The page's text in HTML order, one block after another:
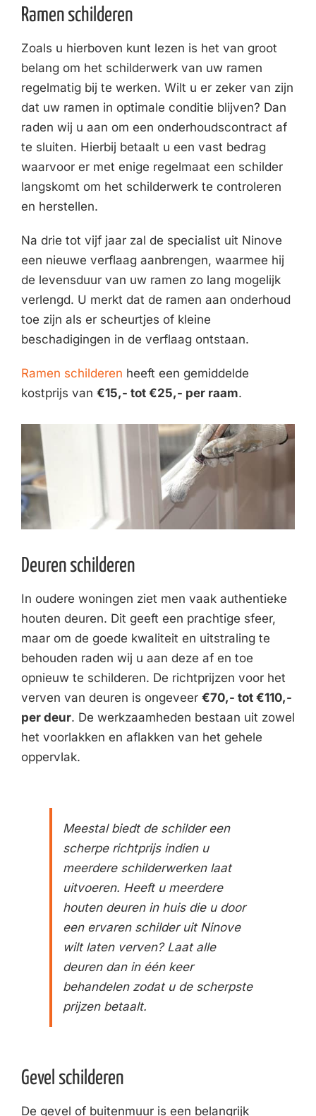
Ramen schilderen
Zoals u hierboven kunt lezen is het van groot
belang om het schilderwerk van uw ramen
regelmatig bij te werken. Wilt u er zeker van zijn
dat uw ramen in optimale conditie blijven? Dan
raden wij u aan om een onderhoudscontract af
te sluiten. Hierbij betaalt u een vast bedrag
waarvoor er met enige regelmaat een schilder
langskomt om het schilderwerk te controleren
en herstellen.
Na drie tot vijf jaar zal de specialist uit Ninove
een nieuwe verflaag aanbrengen, waarmee hij
de levensduur van uw ramen zo lang mogelijk
verlengd. U merkt dat de ramen aan onderhoud
toe zijn als er scheurtjes of kleine
beschadigingen in de verflaag ontstaan.
Ramen schilderen heeft een gemiddelde
kostprijs van €15,- tot €25,- per raam.
Deuren schilderen
In oudere woningen ziet men vaak authentieke
houten deuren. Dit geeft een prachtige sfeer,
maar om de goede kwaliteit en uitstraling te
behouden raden wij u aan deze af en toe
opnieuw te schilderen. De richtprijzen voor het
verven van deuren is ongeveer €70,- tot €110,-
per deur. De werkzaamheden bestaan uit zowel
het voorlakken en aflakken van het gehele
oppervlak.
Meestal biedt de schilder een
scherpe richtprijs indien u
meerdere schilderwerken laat
uitvoeren. Heeft u meerdere
houten deuren in huis die u door
een ervaren schilder uit Ninove
wilt laten verven? Laat alle
deuren dan in één keer
behandelen zodat u de scherpste
prijzen betaalt.
Gevel schilderen
De gevel of buitenmuur is een belangrijk